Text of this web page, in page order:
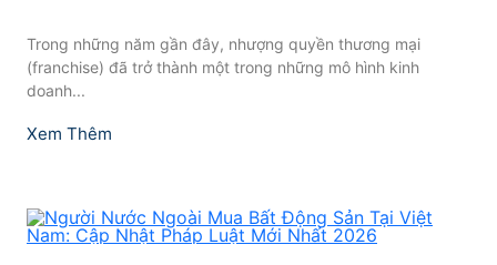
Trong những năm gần đây, nhượng quyền thương mại
(franchise) đã trở thành một trong những mô hình kinh
doanh...
Xem Thêm